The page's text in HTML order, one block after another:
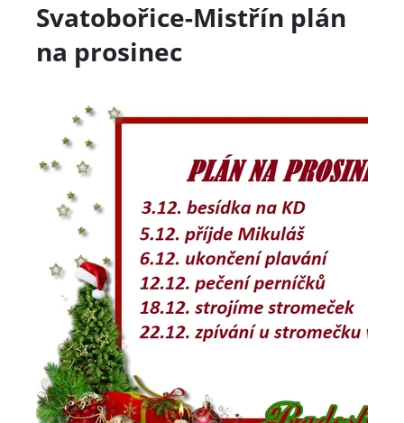
Svatobořice-Mistřín plán
na prosinec